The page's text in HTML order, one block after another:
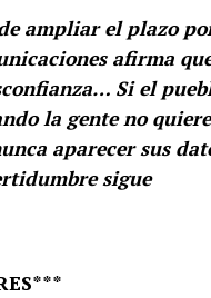
ampliar el plazo
afirma
Si el
la gente no
aparecer sus
sigue